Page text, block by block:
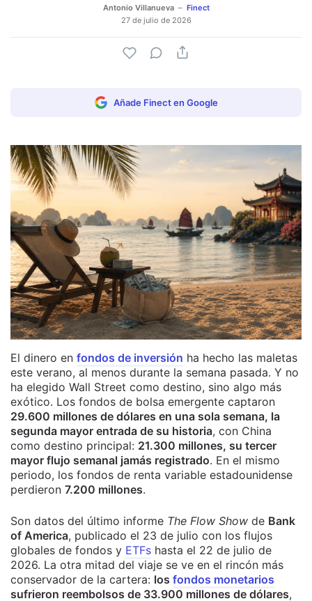
Antonio Villanueva
Finect
27 de julio de 2026
Añade Finect en Google
El dinero en fondos de inversión ha hecho las maletas
este verano, al menos durante la semana pasada. Y no
ha elegido Wall Street como destino, sino algo más
exótico. Los fondos de bolsa emergente captaron
29.600 millones de dólares en una sola semana, la
segunda mayor entrada de su historia, con China
como destino principal: 21.300 millones, su tercer
mayor flujo semanal jamás registrado. En el mismo
periodo, los fondos de renta variable estadounidense
perdieron 7.200 millones.
Son datos del último informe The Flow Show de Bank
of America, publicado el 23 de julio con los flujos
globales de fondos y ETFs hasta el 22 de julio de
2026. La otra mitad del viaje se ve en el rincón más
conservador de la cartera: los fondos monetarios
sufrieron reembolsos de 33.900 millones de dólares,